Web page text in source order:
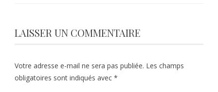
LAISSER UN COMMENTAIRE
Votre adresse e-mail ne sera pas publiée. Les champs
obligatoires sont indiqués avec *